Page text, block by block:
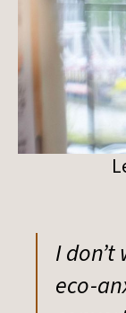
I
eco-